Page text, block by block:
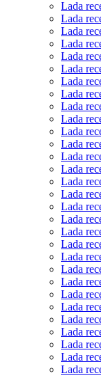
Lada
Lada
Lada
Lada
Lada
Lada
Lada
Lada
Lada
Lada
Lada
Lada
Lada
Lada
Lada
Lada
Lada
Lada
Lada
Lada
Lada
Lada
Lada
Lada
Lada
Lada
Lada
Lada
Lada
Lada